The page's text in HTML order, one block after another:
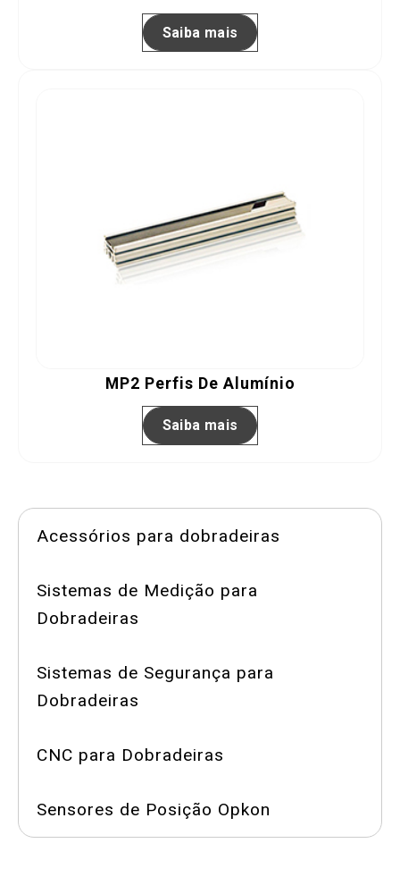
Acessórios para dobradeiras
Sistemas de Medição para
Dobradeiras
Sistemas de Segurança para
Dobradeiras
CNC para Dobradeiras
Sensores de Posição Opkon
Saiba mais
MP2 Perfis De Alumínio
Saiba mais